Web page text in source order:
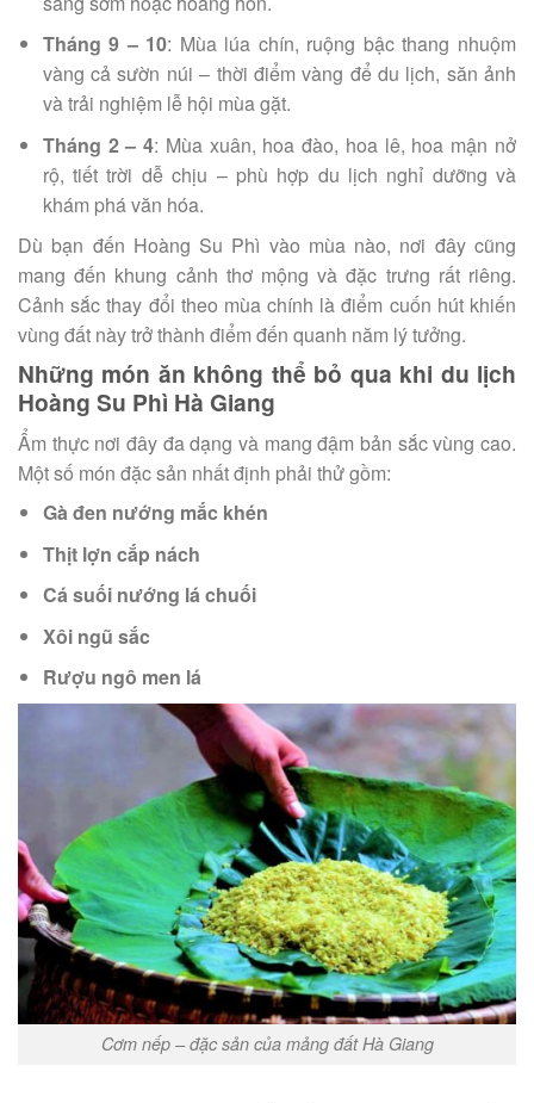
Tháng 9 – 10: Mùa lúa chín, ruộng bậc thang nhuộm
vàng cả sườn núi – thời điểm vàng để du lịch, săn ảnh
và trải nghiệm lễ hội mùa gặt.
Tháng 2 – 4: Mùa xuân, hoa đào, hoa lê, hoa mận nở
rộ, tiết trời dễ chịu – phù hợp du lịch nghỉ dưỡng và
khám phá văn hóa.
Dù bạn đến Hoàng Su Phì vào mùa nào, nơi đây cũng
mang đến khung cảnh thơ mộng và đặc trưng rất riêng.
Cảnh sắc thay đổi theo mùa chính là điểm cuốn hút khiến
vùng đất này trở thành điểm đến quanh năm lý tưởng.
Những món ăn không thể bỏ qua khi du lịch
Hoàng Su Phì Hà Giang
Ẩm thực nơi đây đa dạng và mang đậm bản sắc vùng cao.
Một số món đặc sản nhất định phải thử gồm:
Gà đen nướng mắc khén
Thịt lợn cắp nách
Cá suối nướng lá chuối
Xôi ngũ sắc
Rượu ngô men lá
Cơm nếp – đặc sản của mảng đất Hà Giang